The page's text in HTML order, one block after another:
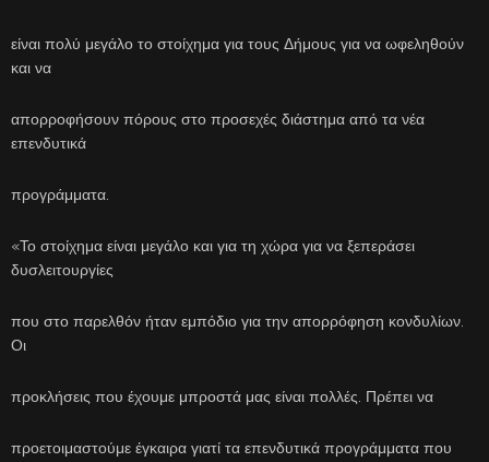
είναι πολύ μεγάλο το στοίχημα για τους Δήμους για να ωφεληθούν
και να
απορροφήσουν πόρους στο προσεχές διάστημα από τα νέα
επενδυτικά
προγράμματα.
«Το στοίχημα είναι μεγάλο και για τη χώρα για να ξεπεράσει
δυσλειτουργίες
που στο παρελθόν ήταν εμπόδιο για την απορρόφηση κονδυλίων.
Οι
προκλήσεις που έχουμε μπροστά μας είναι πολλές. Πρέπει να
προετοιμαστούμε έγκαιρα γιατί τα επενδυτικά προγράμματα που